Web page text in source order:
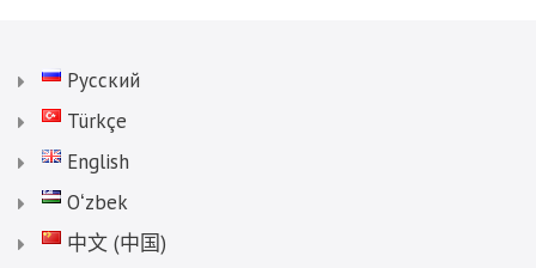
Русский
Türkçe
English
Oʻzbek
中文 (中国)